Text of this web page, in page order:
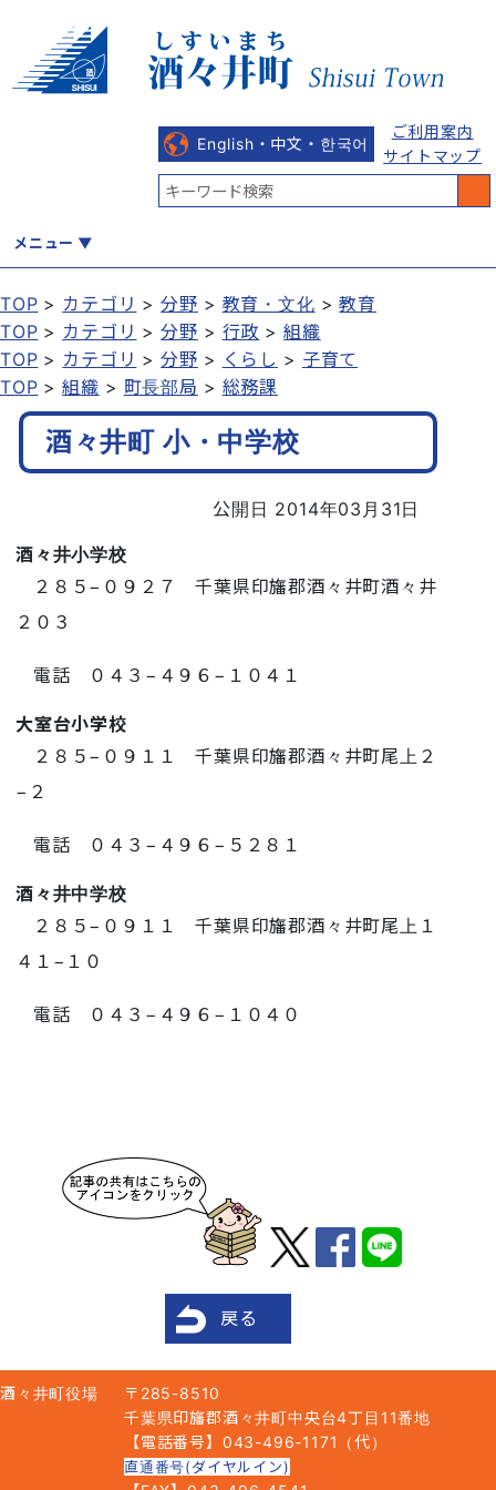
English・中文・한국어
ご利用案内
サイトマップ
メニュー
くらし 健康・福祉 教育・文化 観光・魅力
行政 まちづくり
TOP カテゴリ 分野 教育・文化
教育
TOP
カテゴリ 分野 行政
組織
TOP
カテゴリ 分野 くらし
子育て
TOP
組織 町長部局 総務課
酒々井町 小・中学校
公開日 2014年03月31日
酒々井小学校
２８５−０９２７ 千葉県印旛郡酒々井町酒々井
２０３
電話 ０４３−４９６−１０４１
大室台小学校
２８５−０９１１ 千葉県印旛郡酒々井町尾上２
−２
電話 ０４３−４９６−５２８１
酒々井中学校
２８５−０９１１ 千葉県印旛郡酒々井町尾上１
４１−１０
電話 ０４３−４９６−１０４０
戻る
酒々井町役場
〒285-8510
千葉県印旛郡酒々井町中央台4丁目11番地
【電話番号】043-496-1171（代）
直通番号(ダイヤルイン)